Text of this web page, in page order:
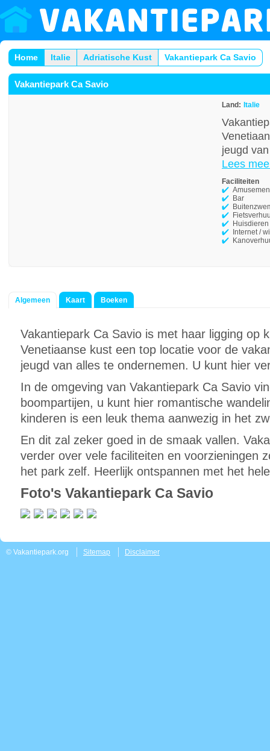
Home Italie Adriatische Kust Vakantiepark Ca Savio
Vakantiepark Ca Savio
Land: Italie
jeugd
Lees
Faciliteiten
Bar
Internet /
Algemeen Kaart Boeken
Vakantiepark Ca Savio is met haar ligging op
Venetiaanse kust een top locatie voor de
jeugd van alles te ondernemen. U kunt hier
In de omgeving van Vakantiepark Ca Savio
boompartijen, u kunt hier romantische
kinderen is een leuk thema aanwezig in het
En dit zal zeker goed in de smaak vallen.
verder over vele faciliteiten en voorzieningen
het park zelf. Heerlijk ontspannen met het
Foto's Vakantiepark Ca Savio
© Vakantiepark.org Sitemap Disclaimer